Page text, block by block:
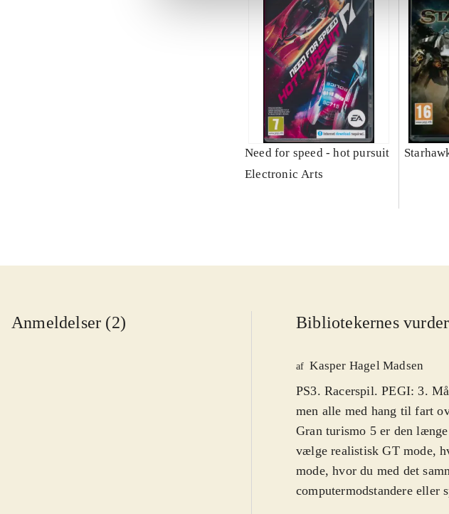
Need for speed - hot pursuit
Electronic Arts
Anmeldelser (2) Bibliotekernes
af Kasper Hagel Madsen
PS3. Racerspil. PEGI: 3.
men alle med hang til fart
Gran turismo 5 er den
vælge realistisk GT mode,
mode, hvor du med det
computermodstandere